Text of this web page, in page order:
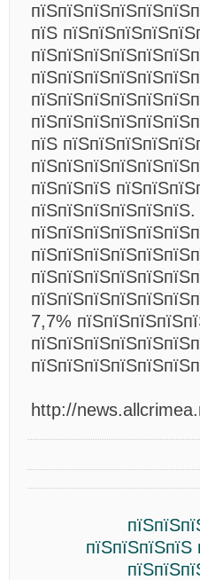
пїЅ
пїЅ
пїЅпїЅпїЅ
7,7%
http://
пїЅпїЅпїЅпїЅ